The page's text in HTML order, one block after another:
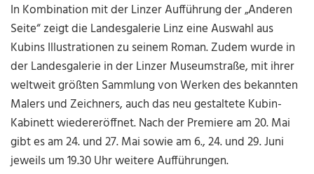
In Kombination mit der Linzer Aufführung der „Anderen
Seite“ zeigt die Landesgalerie Linz eine Auswahl aus
Kubins Illustrationen zu seinem Roman. Zudem wurde in
der Landesgalerie in der Linzer Museumstraße, mit ihrer
weltweit größten Sammlung von Werken des bekannten
Malers und Zeichners, auch das neu gestaltete Kubin-
Kabinett wiedereröffnet. Nach der Premiere am 20. Mai
gibt es am 24. und 27. Mai sowie am 6., 24. und 29. Juni
jeweils um 19.30 Uhr weitere Aufführungen.